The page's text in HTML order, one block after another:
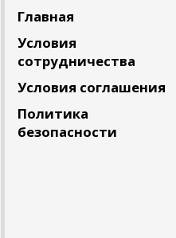
Главная
Условия
сотрудничества
Условия соглашения
Политика
безопасности